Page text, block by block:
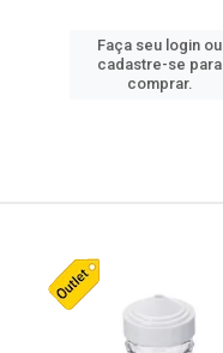
Faça seu login ou
cadastre-se para
comprar.